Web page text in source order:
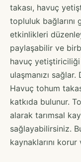
takası, havuç
topluluk bağlarını
etkinlikleri
paylaşabilir ve
havuç
ulaşmanızı sağlar.
Havuç tohum
katkıda bulunur.
alarak tarımsal
sağlayabilirsiniz.
kaynaklarını